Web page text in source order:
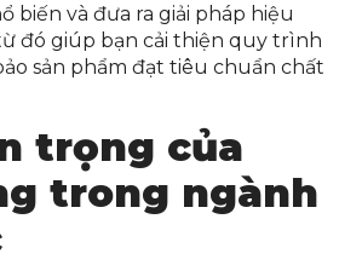
biến và đưa ra giải pháp hiệu
đó giúp bạn cải thiện quy trình
sản phẩm đạt tiêu chuẩn chất
trọng của
trong ngành